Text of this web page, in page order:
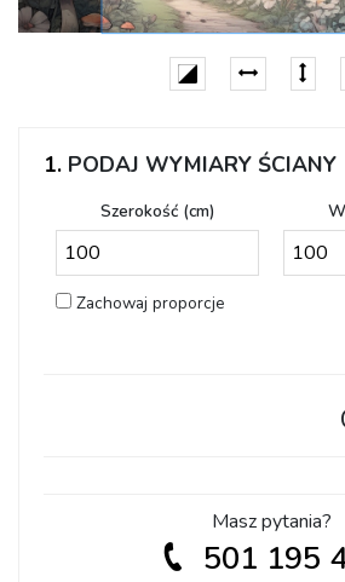
1. PODAJ WYMIARY ŚCIANY
Szerokość (cm)
Zachowaj proporcje
Masz pytania?
501 195